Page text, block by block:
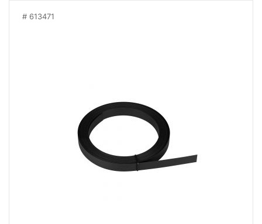
613471